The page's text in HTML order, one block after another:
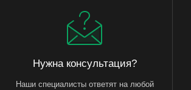
Нужна консультация?
Наши специалисты ответят на любой